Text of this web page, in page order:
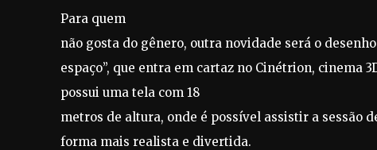
Para quem
não gosta do gênero, outra novidade será o
espaço”, que entra em cartaz no Cinétrion, cinema
possui uma tela com 18
metros de altura, onde é possível assistir a sessão
forma mais realista e divertida.